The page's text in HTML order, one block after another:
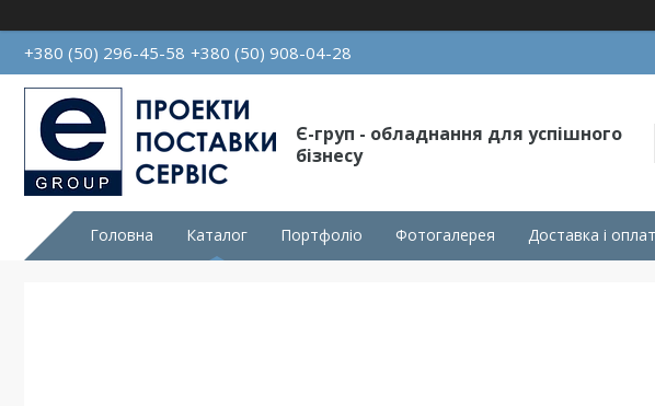
+380 (50) 296-45-58 +380 (50) 908-04-28
Є-груп - обладнання для успішного
бізнесу
Головна Каталог Портфоліо Фотогалерея Доставка і